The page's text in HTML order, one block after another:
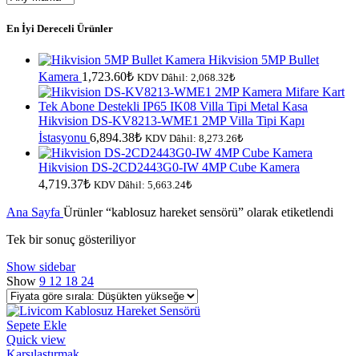
En İyi Dereceli Ürünler
Hikvision 5MP Bullet
Kamera 1,723.60₺ KDV Dâhil: 2,068.32₺
Hikvision DS-KV8213-WME1 2MP Villa Tipi Kapı
İstasyonu 6,894.38₺ KDV Dâhil: 8,273.26₺
Hikvision DS-2CD2443G0-IW 4MP Cube Kamera
4,719.37₺ KDV Dâhil: 5,663.24₺
Ana Sayfa Ürünler “kablosuz hareket sensörü” olarak etiketlendi
Tek bir sonuç gösteriliyor
Show sidebar
Show 9 12 18 24
Sepete Ekle
Quick view